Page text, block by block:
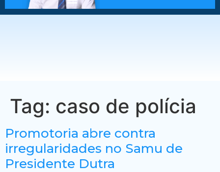
Tag: caso de polícia
Promotoria abre contra
irregularidades no Samu de
Presidente Dutra